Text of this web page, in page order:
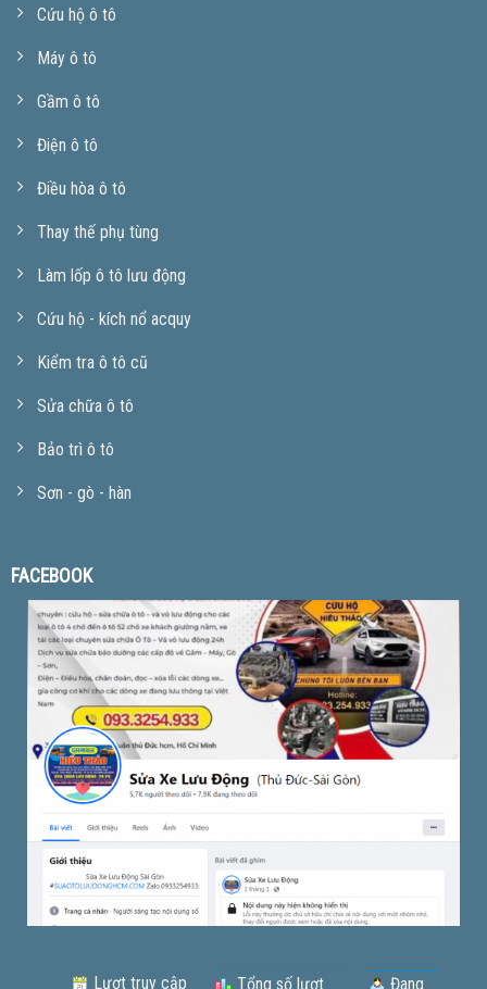
Cứu hộ ô tô
Máy ô tô
Gầm ô tô
Điện ô tô
Điều hòa ô tô
Thay thế phụ tùng
Làm lốp ô tô lưu động
Cứu hộ - kích nổ acquy
Kiểm tra ô tô cũ
Sửa chữa ô tô
Bảo trì ô tô
Sơn - gò - hàn
FACEBOOK
Lượt truy cập Tổng số lượt Đang